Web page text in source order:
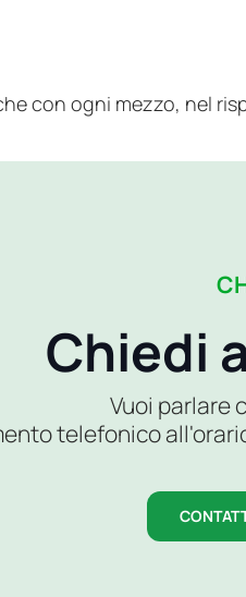
con ogni mezzo, nel
Chiedi
Vuoi parlare
telefonico